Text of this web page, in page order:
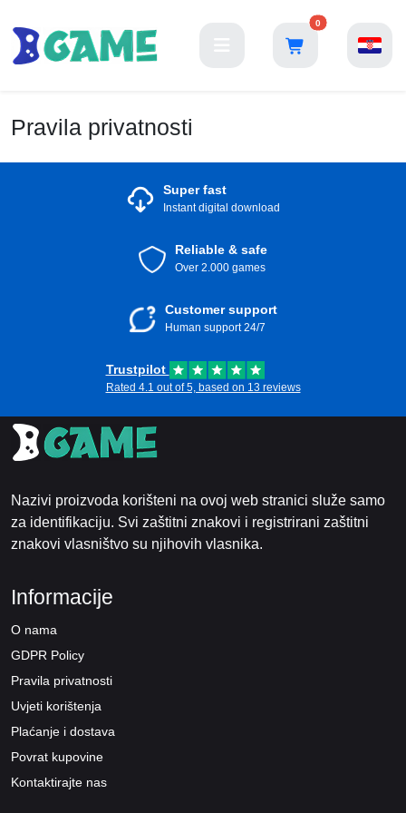
0
Pravila privatnosti
Super fast
Instant digital download
Reliable & safe
Over 2.000 games
Customer support
Human support 24/7
Trustpilot
Rated 4.1 out of 5, based on 13 reviews
Nazivi proizvoda korišteni na ovoj web stranici služe samo
za identifikaciju. Svi zaštitni znakovi i registrirani zaštitni
znakovi vlasništvo su njihovih vlasnika.
Informacije
O nama
GDPR Policy
Pravila privatnosti
Uvjeti korištenja
Plaćanje i dostava
Povrat kupovine
Kontaktirajte nas